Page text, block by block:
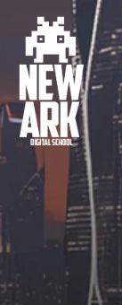
HOME
CORSI
MENTORS
COMMUNITY
CONTATTI